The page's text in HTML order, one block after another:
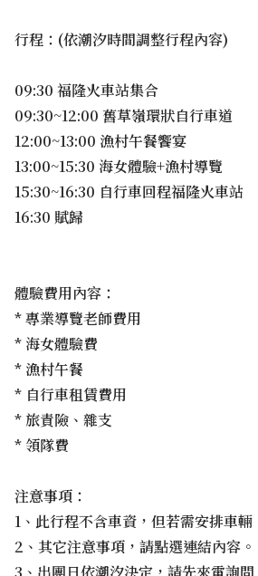
行程：(依潮汐時間調整行程內容)
09:30 福隆火車站集合
09:30~12:00 舊草嶺環狀自行車道
12:00~13:00 漁村午餐饗宴
13:00~15:30 海女體驗+漁村導覽
15:30~16:30 自行車回程福隆火車站
16:30 賦歸
體驗費用內容：
* 專業導覽老師費用
* 海女體驗費
* 漁村午餐
* 自行車租賃費用
* 旅責險、雜支
* 領隊費
注意事項：
1、此行程不含車資，但若需安排車
2、其它注意事項，請點選連結內容。